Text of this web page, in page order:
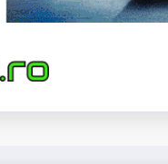
FlixBus